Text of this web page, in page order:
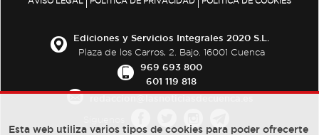
Ediciones y Servicios Integrales 2020 S.L.
Plaza de los Carros, 2. Bajo. 16001 Cuenca
969 693 800
601 119 818
Esta web utiliza varios tipos de cookies para poder ofrecerte